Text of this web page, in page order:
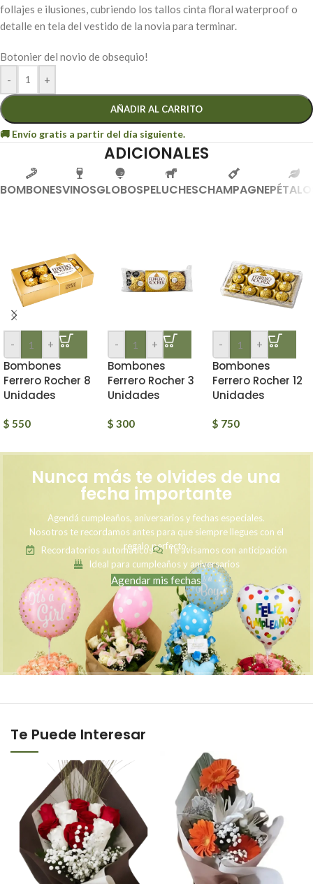
follajes e ilusiones, cubriendo los tallos cinta floral waterproof o
detalle en tela del vestido de la novia para terminar.
Botonier del novio de obsequio!
-
+
AÑADIR AL CARRITO
ADICIONALES
BOMBONESVINOSGLOBOSPELUCHESCHAMPAGNE
- +
Bombones
Ferrero Rocher 8
Unidades
$ 550
- +
Bombones
Ferrero Rocher 3
Unidades
$ 300
- +
Bombones
Ferrero Rocher 12
Unidades
$ 750
Nunca más te olvides de una
fecha importante
Agendá cumpleaños, aniversarios y fechas especiales.
Nosotros te recordamos antes para que siempre llegues con el
regalo perfecto.
Recordatorios automáticos
Te avisamos con anticipación
Ideal para cumpleaños y aniversarios
Agendar mis fechas
Te Puede Interesar